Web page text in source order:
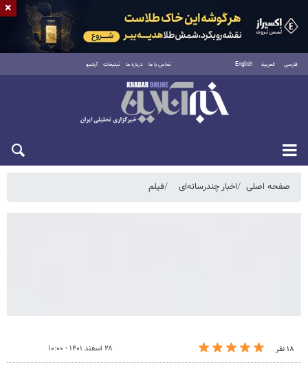
فارسی العربية English تماس با ما درباره ما تبلیغات آرشیو
جمعه ۱۶ مرداد ۱۴۰۵
صفحه اصلی اخبار چندرسانه‌ای فیلم
۱۸ نفر ۲۸ اسفند ۱۴۰۱ - ۱۰:۰۰
×